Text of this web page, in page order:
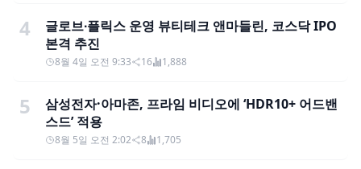
4
글로브∙플릭스 운영 뷰티테크 앤마들린, 코스닥 IPO
본격 추진
8월 4일 오전 9:33 16 1,888
5
삼성전자·아마존, 프라임 비디오에 ‘HDR10+ 어드밴
스드’ 적용
8월 5일 오전 2:02 8 1,705